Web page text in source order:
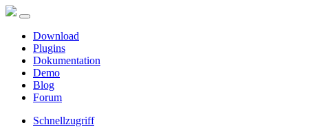
Download
Plugins
Dokumentation
Demo
Blog
Forum
Schnellzugriff